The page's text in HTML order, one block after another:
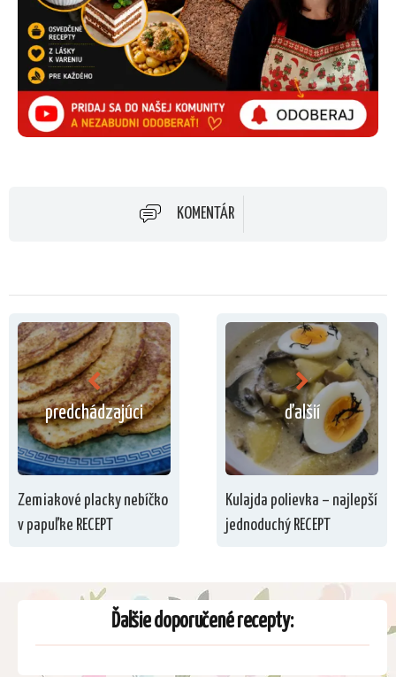
KOMENTÁR
predchádzajúci
Zemiakové placky nebíčko
v papuľke RECEPT
ďalšií
Kulajda polievka – najlepší
jednoduchý RECEPT
Ďalšie doporučené recepty: